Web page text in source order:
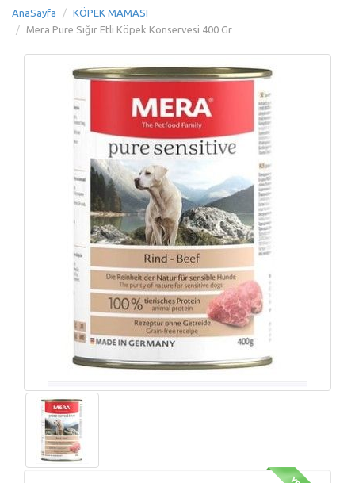
AnaSayfa
KÖPEK MAMASI
Mera Pure Sığır Etli Köpek Konservesi 400 Gr